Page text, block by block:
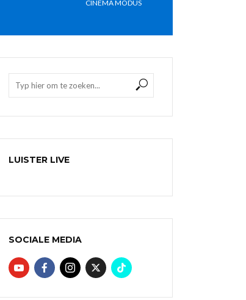
CINEMA MODUS
LUISTER LIVE
SOCIALE MEDIA